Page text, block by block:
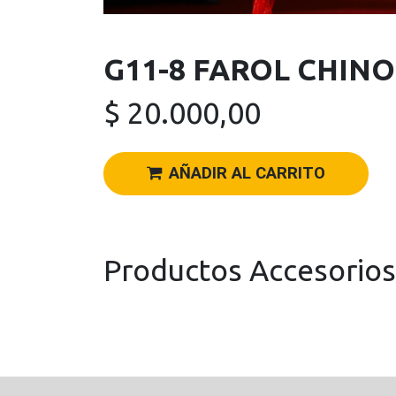
G11-8 FAROL CHINO
$ 20.000,00
AÑADIR AL CARRITO
Productos